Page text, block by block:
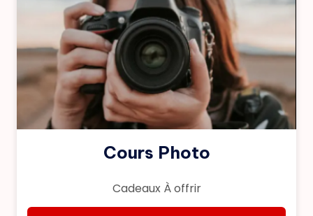
Cours Photo
Cadeaux À offrir